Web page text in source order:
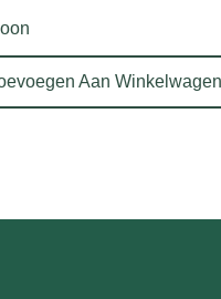
Aan Winkelwagen